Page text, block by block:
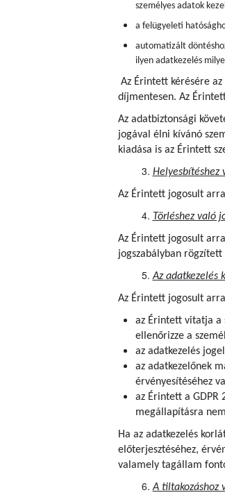
személyes adatok
a felügyeleti
automatizált
ilyen adatkezelés
Az Érintett kérésére
díjmentesen. Az
Az adatbiztonsági
jogával élni kívánó
kiadása is az Érintett
Helyesbítéshez
Az Érintett jogosult
Törléshez való
Az Érintett jogosult
jogszabályban
Az adatkezelés
Az Érintett jogosult
az Érintett vitatja a
ellenőrizze a
az adatkezelés
az adatkezelőnek
érvényesítéséhez
az Érintett a GDPR
megállapításra
Ha az adatkezelés
előterjesztéséhez,
valamely tagállam
A tiltakozáshoz